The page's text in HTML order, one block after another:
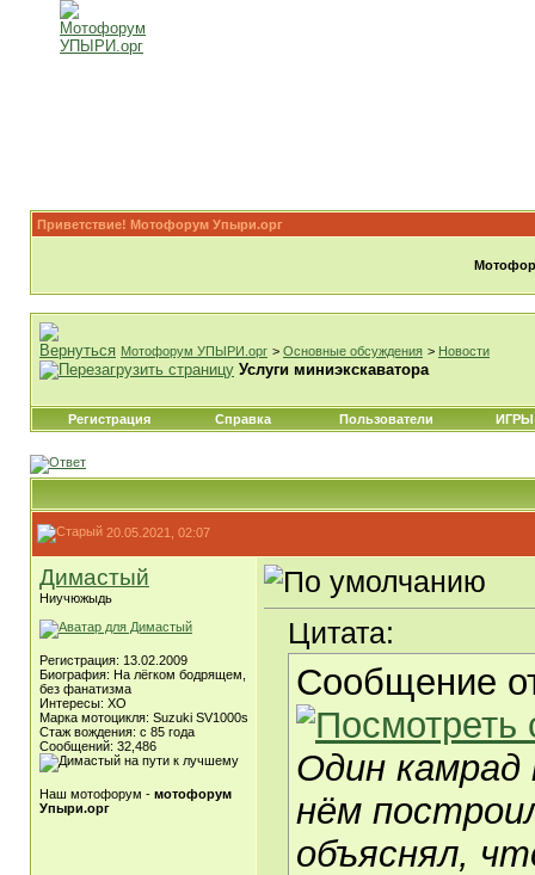
Приветствие! Мотофорум Упыри.орг
Мотофорум УПЫРИ.орг > Основные обсуждения > Новости
Услуги миниэкскаватора
Регистрация Справка Пользователи ИГРЫ
20.05.2021, 02:07
Димастый
Ниучюжыдь
Регистрация: 13.02.2009
Биография: На лёгком бодрящем,
без фанатизма
Интересы: ХО
Марка мотоцикля: Suzuki SV1000s
Стаж вождения: с 85 года
Сообщений: 32,486
Наш мотофорум - мотофорум
Упыри.орг
Цитата:
Сообщение
Один камрад
нём
объяснял,